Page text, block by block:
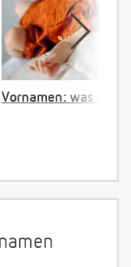
Vornamen: was ist